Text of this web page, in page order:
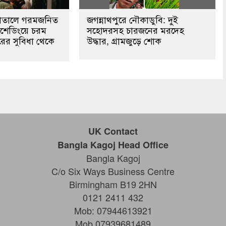
গরমজনিত
চরম
সুবিধা থেকে
জগন্নাথপুরে নৌকাডুবি: দুই
সহোদরসহ চারজনের মরদেহ
উদ্ধার, গ্রামজুড়ে শোক
UK Contact
Bangla Kagoj Head Office
Bangla Kagoj
C/o Six Ways Business Centre
Birmingham B19 2HN
0121 2411 432
Mob: 07944613921